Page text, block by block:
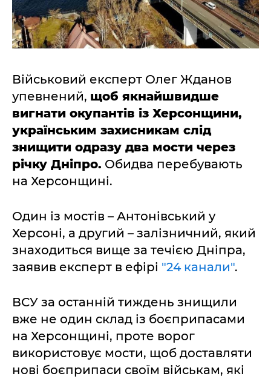
Військовий експерт Олег Жданов
упевнений, щоб якнайшвидше
вигнати окупантів із Херсонщини,
українським захисникам слід
знищити одразу два мости через
річку Дніпро. Обидва перебувають
на Херсонщині.
Один із мостів – Антонівський у
Херсоні, а другий – залізничний, який
знаходиться вище за течією Дніпра,
заявив експерт в ефірі "24 канали".
ВСУ за останній тиждень знищили
вже не один склад із боєприпасами
на Херсонщині, проте ворог
використовує мости, щоб доставляти
нові боєприпаси своїм військам, які